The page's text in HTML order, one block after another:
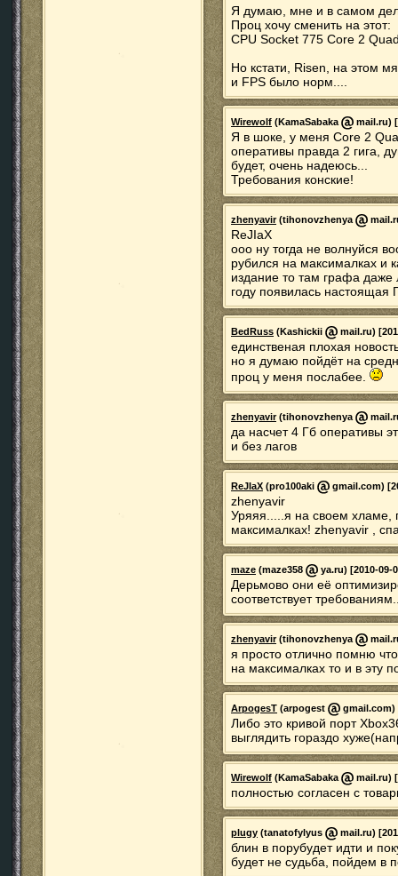
Я думаю, мне и в самом
Проц хочу сменить на этот:
CPU Socket 775 Core 2
Но кстати, Risen, на этом
и FPS было норм....
Wirewolf (KamaSabaka mail.ru)
Я в шоке, у меня Core 2
оперативы правда 2 гига,
будет, очень надеюсь...
Требования конские!
zhenyavir(tihonovzhenya
ReJIaX
ооо ну тогда не волнуйся
рубился на максималках и
издание то там графа
году появилась настоящая
BedRuss (Kashickii mail.ru)
единственая плохая
но я думаю пойдёт на
проц у меня послабее.
zhenyavir(tihonovzhenya
да насчет 4 Гб оперативы
и без лагов
ReJIaX (pro100aki gmail.com)
zhenyavir
Уряяя.....я на своем хламе,
максималках! zhenyavir ,
maze (maze358 ya.ru) [2010-09-
Дерьмово они её
соответствует
zhenyavir(tihonovzhenya
я просто отлично помню
на максималках то и в эту
ArpogesT (arpogest gmail.com)
Либо это кривой порт
выглядить гораздо
Wirewolf (KamaSabaka mail.ru)
полностью согласен с
plugy (tanatofylyus mail.ru)
блин в порубудет идти и
будет не судьба, пойдем в